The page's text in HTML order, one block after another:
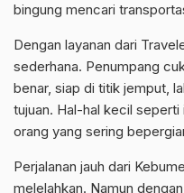
bingung mencari
Dengan layanan dari
sederhana. Penumpang
benar, siap di titik jemput,
tujuan. Hal-hal kecil
orang yang sering
Perjalanan jauh dari
melelahkan. Namun